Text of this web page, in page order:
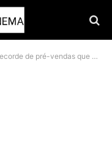
que não era visto desde 2021